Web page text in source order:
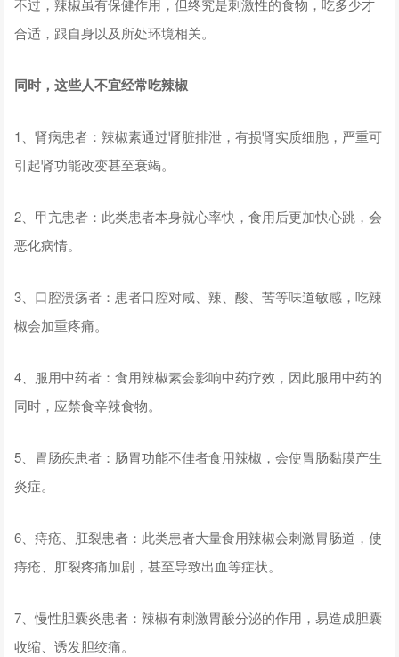
不过，辣椒虽有保健作用，但终究是刺激性的食物，吃多少才
合适，跟自身以及所处环境相关。
同时，这些人不宜经常吃辣椒
1、肾病患者：辣椒素通过肾脏排泄，有损肾实质细胞，严重可
引起肾功能改变甚至衰竭。
2、甲亢患者：此类患者本身就心率快，食用后更加快心跳，会
恶化病情。
3、口腔溃疡者：患者口腔对咸、辣、酸、苦等味道敏感，吃辣
椒会加重疼痛。
4、服用中药者：食用辣椒素会影响中药疗效，因此服用中药的
同时，应禁食辛辣食物。
5、胃肠疾患者：肠胃功能不佳者食用辣椒，会使胃肠黏膜产生
炎症。
6、痔疮、肛裂患者：此类患者大量食用辣椒会刺激胃肠道，使
痔疮、肛裂疼痛加剧，甚至导致出血等症状。
7、慢性胆囊炎患者：辣椒有刺激胃酸分泌的作用，易造成胆囊
收缩、诱发胆绞痛。